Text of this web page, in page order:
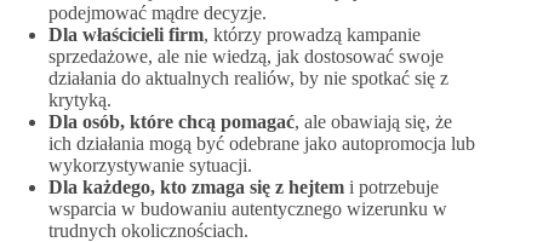
podejmować mądre decyzje.
Dla właścicieli firm, którzy prowadzą kampanie
sprzedażowe, ale nie wiedzą, jak dostosować swoje
działania do aktualnych realiów, by nie spotkać się z
krytyką.
Dla osób, które chcą pomagać, ale obawiają się, że
ich działania mogą być odebrane jako autopromocja lub
wykorzystywanie sytuacji.
Dla każdego, kto zmaga się z hejtem i potrzebuje
wsparcia w budowaniu autentycznego wizerunku w
trudnych okolicznościach.